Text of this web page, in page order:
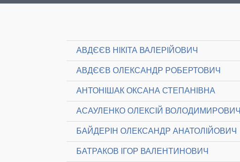
АВДЄЄВ НІКІТА ВАЛЕРІЙОВИЧ
АВДЄЄВ ОЛЕКСАНДР РОБЕРТОВИЧ
АНТОНІШАК ОКСАНА СТЕПАНІВНА
АСАУЛЕНКО ОЛЕКСІЙ ВОЛОДИМИРОВИЧ
БАЙДЕРІН ОЛЕКСАНДР АНАТОЛІЙОВИЧ
БАТРАКОВ ІГОР ВАЛЕНТИНОВИЧ